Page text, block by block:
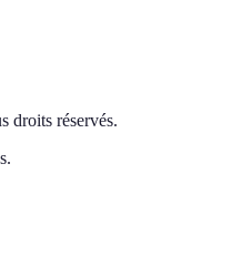
droits réservés.